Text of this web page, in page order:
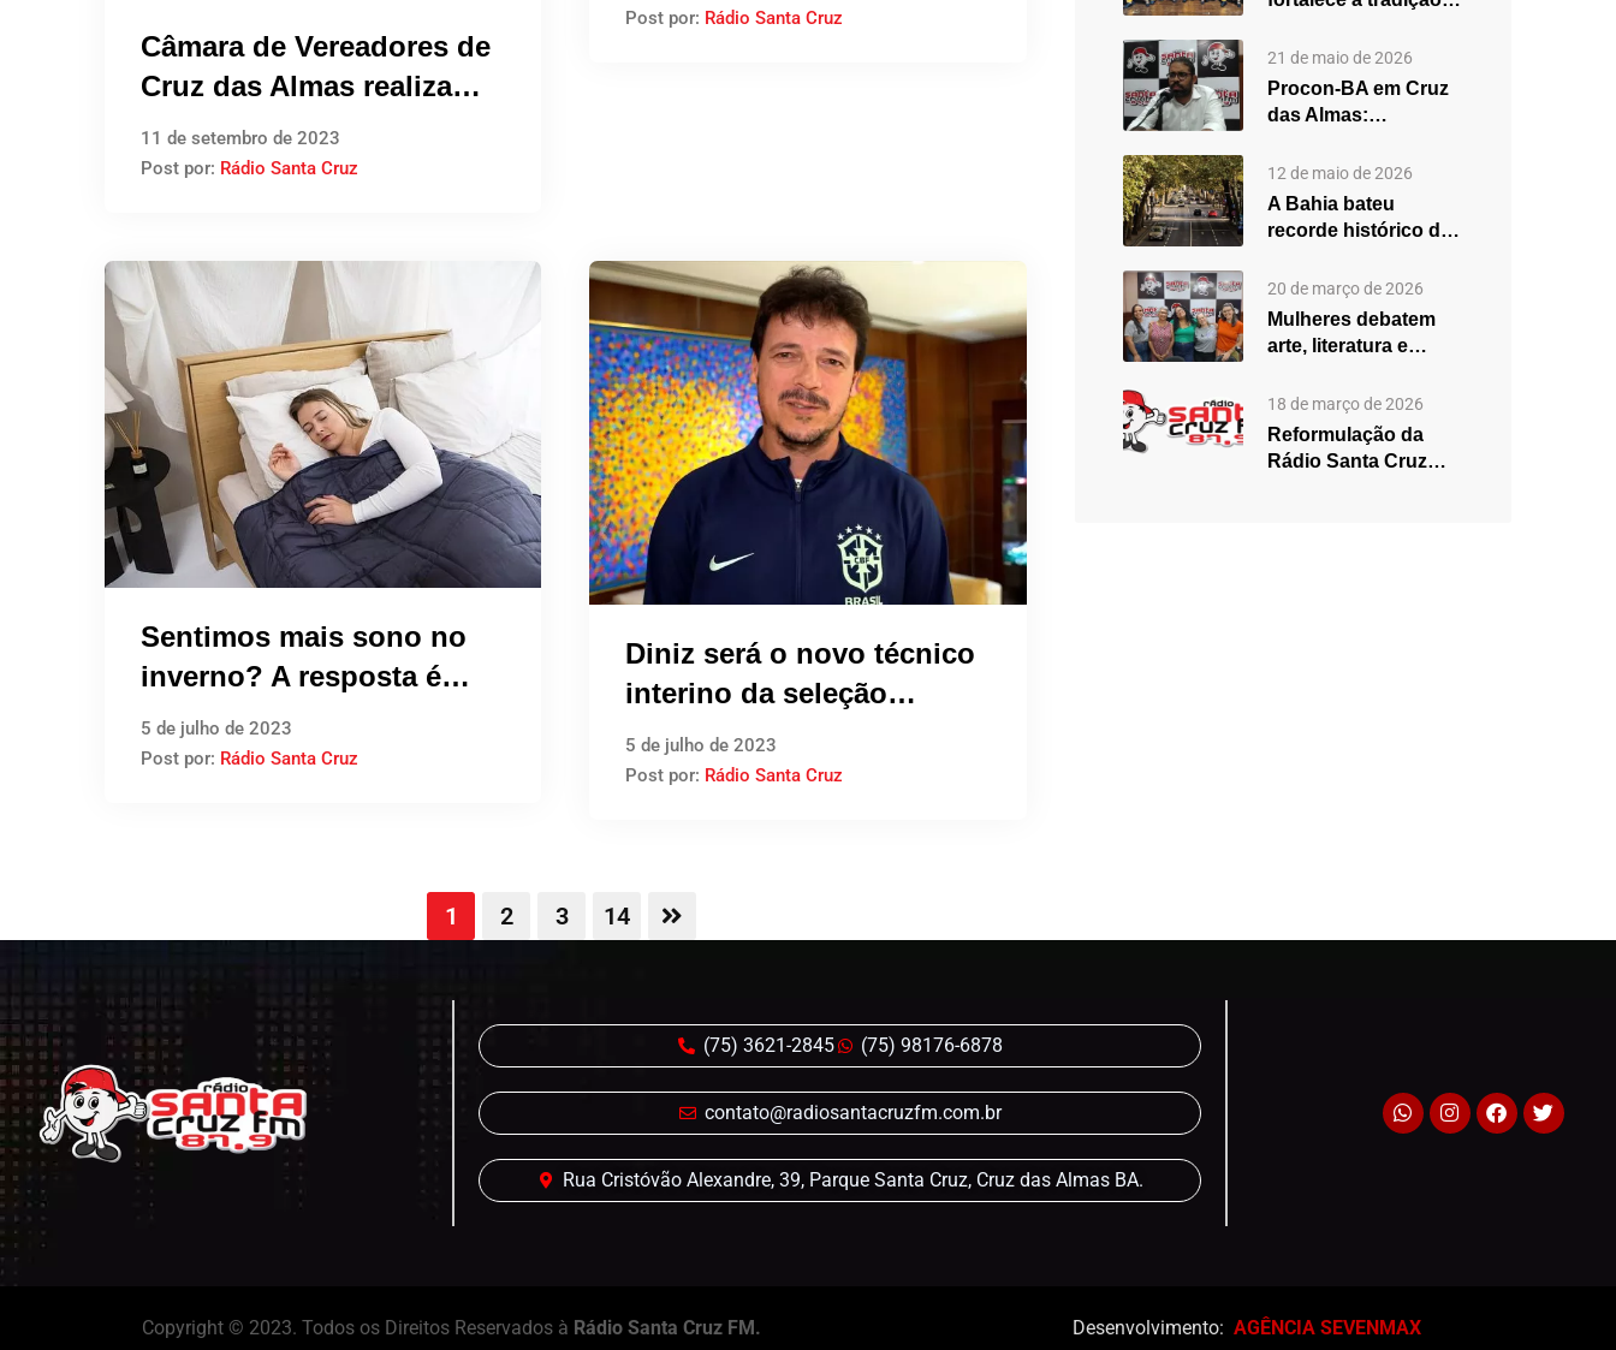
Câmara de Vereadores de
Cruz das Almas realiza
sessão ordinária nesta
segunda-feira; confira
11 de setembro de 2023
Post por: Rádio Santa Cruz
Post por: Rádio Santa Cruz
Sentimos mais sono no
inverno? A resposta é
sim!
5 de julho de 2023
Post por: Rádio Santa Cruz
Diniz será o novo técnico
interino da seleção
brasileira de futebol
5 de julho de 2023
Post por: Rádio Santa Cruz
1 2 3 14
das…
21 de maio de 2026
Procon-BA em Cruz
das Almas:
fortalecimento do
atendimento…
12 de maio de 2026
A Bahia bateu
recorde histórico de
2025,…
20 de março de 2026
Mulheres debatem
arte, literatura e
edição especial do…
18 de março de 2026
Reformulação da
Rádio Santa Cruz
(75) 3621-2845 (75) 98176-6878
contato@radiosantacruzfm.com.br
Rua Cristóvão Alexandre, 39, Parque Santa Cruz, Cruz das Almas BA.
Copyright © 2023. Todos os Direitos Reservados à Rádio Santa Cruz FM. Desenvolvimento: AGÊNCIA SEVENMAX